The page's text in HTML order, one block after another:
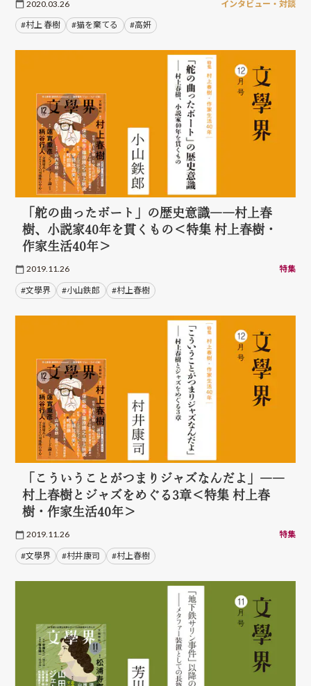
2020.03.26 インタビュー・対談
#村上 春樹 #猫を棄てる #高妍
「舵の曲ったボート」の歴史意識――村上春
樹、小説家40年を貫くもの＜特集 村上春樹・
作家生活40年＞
2019.11.26 特集
#文學界 #小山鉄郎 #村上春樹
「こういうことがつまりジャズなんだよ」――
村上春樹とジャズをめぐる3章＜特集 村上春
樹・作家生活40年＞
2019.11.26 特集
#文學界 #村井康司 #村上春樹